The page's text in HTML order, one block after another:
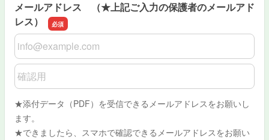
メールアドレス （★上記ご入力の保護者のメールアド
レス）
メールアドレス （★上記ご入力の保護者のメールアドレ
メールアドレス （★上記ご入力の保護者のメールアドレ
★添付データ（PDF）を受信できるメールアドレスをお願いし
ます。
★できましたら、スマホで確認できるメールアドレスをお願い